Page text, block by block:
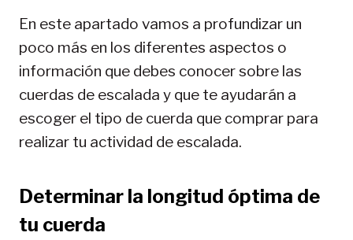
En este apartado vamos a profundizar un
poco más en los diferentes aspectos o
información que debes conocer sobre las
cuerdas de escalada y que te ayudarán a
escoger el tipo de cuerda que comprar para
realizar tu actividad de escalada.
Determinar la longitud óptima de
tu cuerda